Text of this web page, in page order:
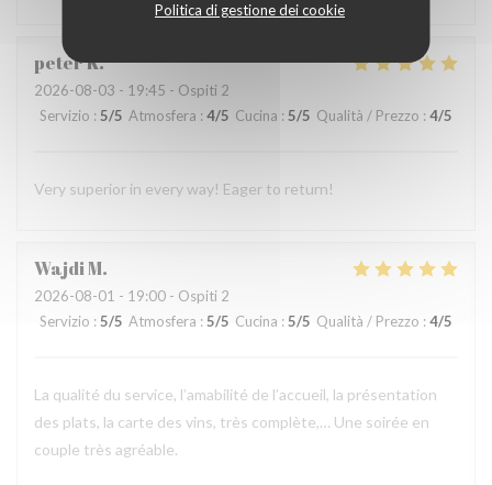
Politica di gestione dei cookie
peterK
2026-08-03 - 19:45 - Ospiti 2
Servizio : 5/5 Atmosfera : 4/5 Cucina : 5/5 Qualità / Prezzo : 4/5
Very superior in every way! Eager to return!
WajdiM
2026-08-01 - 19:00 - Ospiti 2
Servizio :5/5 Atmosfera :5/5 Cucina :5/5 Qualità / Prezzo :4/5
La qualité du service, l’amabilité de l’accueil, la présentation
des plats, la carte des vins, très complète,… Une soirée en
couple très agréable.